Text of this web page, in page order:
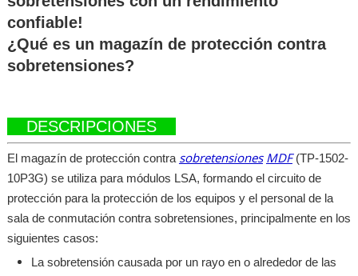
confiable!
¿Qué es un magazín de protección contra
sobretensiones?
DESCRIPCIONES
El magazín de protección contra sobretensiones MDF(TP-1502-
10P3G) se utiliza para módulos LSA, formando el circuito de
protección para la protección de los equipos y el personal de la
sala de conmutación contra sobretensiones, principalmente en los
siguientes casos:
La sobretensión causada por un rayo en o alrededor de las